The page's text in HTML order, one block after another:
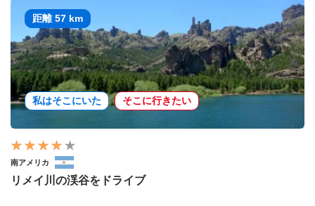
距離 57 km
私はそこにいた そこに行きたい
南アメリカ
リメイ川の渓谷をドライブ